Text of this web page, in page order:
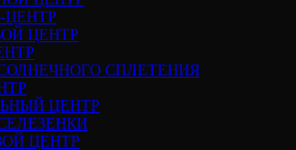
ЦЕНТР
СПЛЕТЕНИЯ
ЦЕНТР
ЦЕНТР